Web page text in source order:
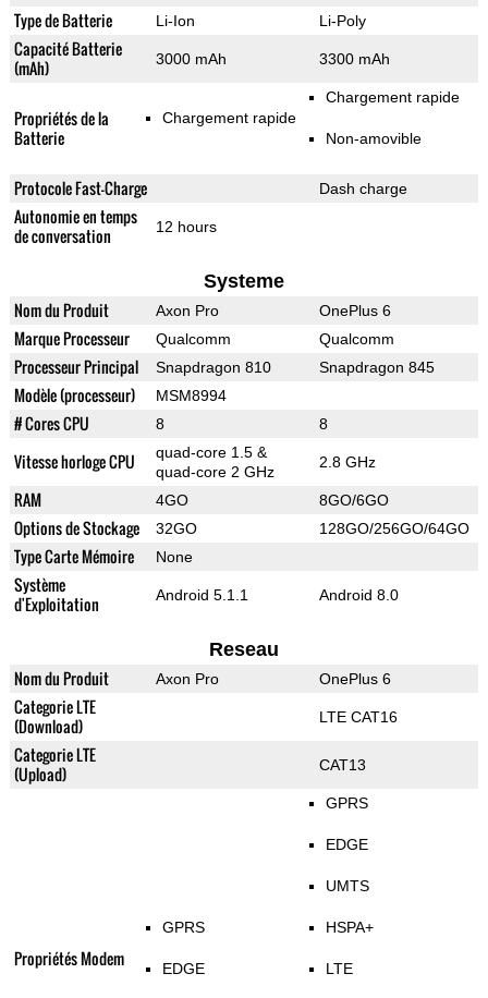
Type de Batterie Li-Ion Li-Poly
Capacité Batterie
(mAh)
3000 mAh 3300 mAh
Propriétés de la
Batterie
Chargement rapide
Chargement rapide
Non-amovible
Protocole Fast-Charge Dash charge
Autonomie en temps
de conversation
12 hours
Systeme
Nom du Produit Axon Pro OnePlus 6
Marque Processeur Qualcomm Qualcomm
Processeur Principal Snapdragon 810 Snapdragon 845
Modèle (processeur) MSM8994
# Cores CPU 8 8
Vitesse horloge CPU
quad-core 1.5 &
quad-core 2 GHz
2.8 GHz
RAM 4GO 8GO/6GO
Options de Stockage 32GO 128GO/256GO/64GO
Type Carte Mémoire None
Système
d'Exploitation
Android 5.1.1 Android 8.0
Reseau
Nom du Produit Axon Pro OnePlus 6
Categorie LTE
(Download)
LTE CAT16
Categorie LTE
(Upload)
CAT13
Propriétés Modem
GPRS
EDGE
GPRS
EDGE
UMTS
HSPA+
LTE